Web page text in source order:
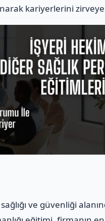
kariyerlerini zirveye
sağlığı ve güvenliği